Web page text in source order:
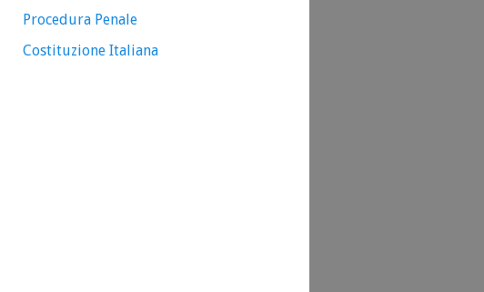
Procedura Penale
Costituzione Italiana